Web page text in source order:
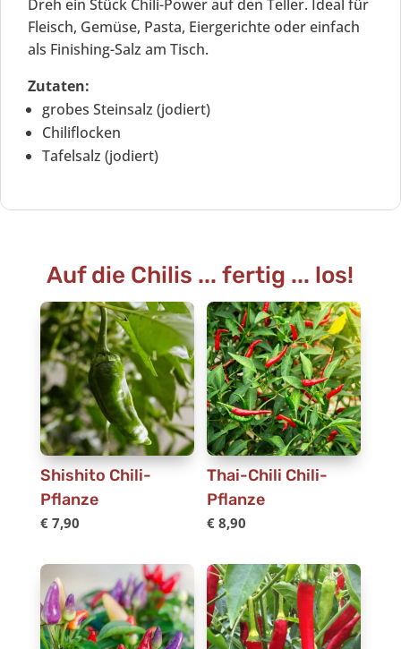
Dreh ein Stück Chili-Power auf den Teller. Ideal für
Fleisch, Gemüse, Pasta, Eiergerichte oder einfach
als Finishing-Salz am Tisch.
Zutaten:
grobes Steinsalz (jodiert)
Chiliflocken
Tafelsalz (jodiert)
Auf die Chilis ... fertig ... los!
Shishito Chili-
Pflanze
€7,90
Thai-Chili Chili-
Pflanze
€ 8,90